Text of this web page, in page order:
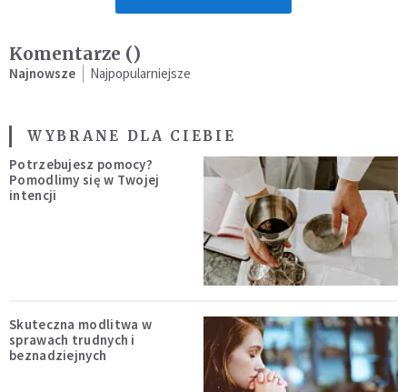
Komentarze ()
Najnowsze Najpopularniejsze
WYBRANE DLA CIEBIE
Potrzebujesz pomocy?
Pomodlimy się w Twojej
intencji
Skuteczna modlitwa w
sprawach trudnych i
beznadziejnych